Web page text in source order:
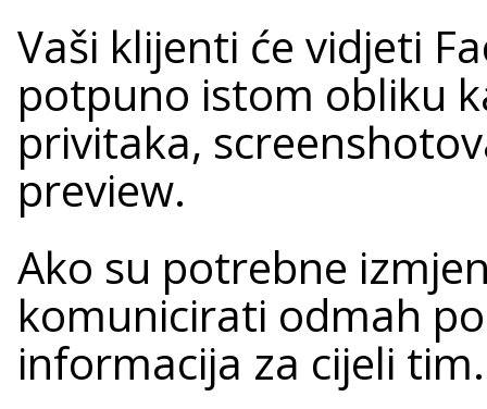
Vaši klijenti će vidjeti
potpuno istom obliku
privitaka,
preview.
Ako su potrebne
komunicirati odmah
informacija za cijeli tim.